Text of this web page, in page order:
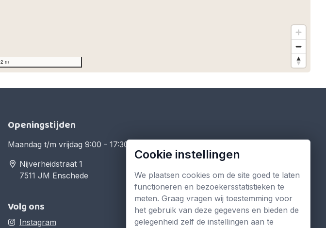
2 m
Openingstijden
Maandag t/m vrijdag 9:00 - 17:30 uur
Nijverheidstraat 1
7511 JM Enschede
Volg ons
Instagram
Cookie instellingen
We plaatsen cookies om de site goed te laten
functioneren en bezoekersstatistieken te
meten. Graag vragen wij toestemming voor
het gebruik van deze gegevens en bieden de
gelegenheid zelf de instellingen aan te